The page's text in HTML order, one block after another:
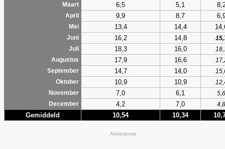
Maart 6,5 5,1
April 9,9 8,7
Mei 13,4 14,4
Juni 16,2 14,8
Juli
18,3 16,0
Augustus
17,9 16,6
September
14,7 14,0
Oktober
10,9 10,9
November
7,0 6,1
5,6
December
4,2 7,0 4,8
Gemiddeld 10,54 10,34
Advertentie